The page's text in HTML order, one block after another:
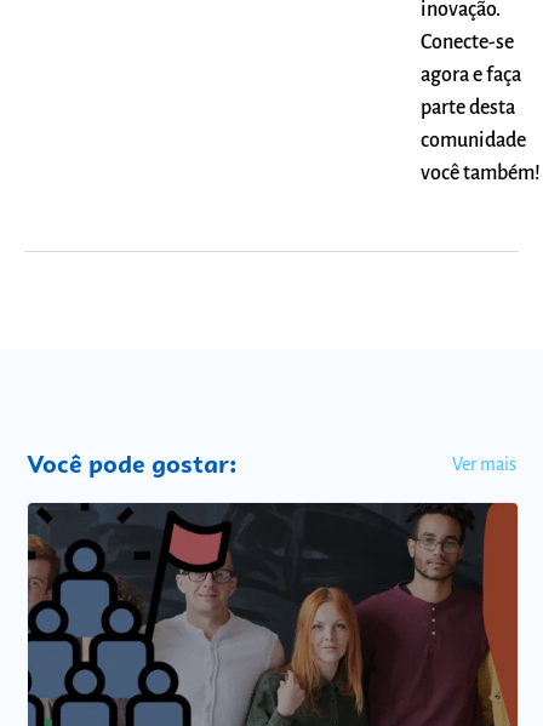
inovação.
Conecte-se
agora e faça
parte desta
comunidade
você também!
Você pode gostar: Ver mais